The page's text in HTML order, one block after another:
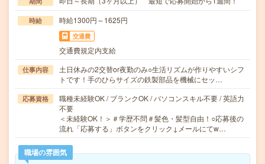
時給 時給1300円～1625円
交通費
交通費規定内支給
仕事内容
土日休みの2交替or夜勤のみ○生活リズムが作りやすいシフ
トです！手のひらサイズの鉄製部品を機械にセッ…
応募資格
職種未経験OK / ブランクOK / パソコンスキル不要 / 英語力
不要
＜未経験OK！＞＃学歴不問＃髪色・髪型自由！○応募後の
流れ「応募する」ボタンをクリック↓メールにてw…
職場の雰囲気